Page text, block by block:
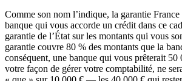
Comme son nom l’indique, la garantie
banque qui vous accorde un crédit dans ce
garantie de l’État sur les montants qui vous
garantie couvre 80 % des montants que la
conséquent, une banque qui vous prêterait 50
votre façon de gérer votre comptabilité, ne